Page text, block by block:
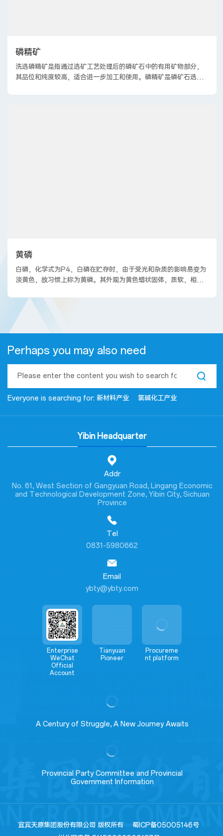
磷精矿
洗选磷精矿‌是指通过选矿工艺处理后的磷矿石中的有用矿物部分，
其品位和纯度较高，适合进一步加工和使用。磷精矿是磷矿石选矿
黄磷
白磷，化学式为P4，白磷在贮存时，由于受光和杂质的影响易变为
淡黄色，故习惯上称为黄磷。其外观为黄色蜡状固体，质软，相对
醇，溶于液碱、苯、乙醚、氯仿、甲苯，易溶于二硫二硫化碳。易
燃，在34℃即自行燃烧。必须贮存在水中，其活泼性比赤磷大，与
卤素、氧能直接反应，生成相应的卤化物或氧化物，并放出大量的
热。有恶臭，极毒。
Perhaps you may also need
Everyone is searching for: 新材料产业 氯碱化工产业
Yibin Headquarter
Addr
No. 61, West Section of Gangyuan Road, Lingang Economic
and Technological Development Zone, Yibin City, Sichuan
Province
Tel
0831-5980662
Email
ybty@ybty.com
Enterprise
WeChat
Official
Account
Tianyuan
Pioneer
Procureme
nt platform
A Century of Struggle, A New Journey Awaits
Provincial Party Committee and Provincial
Government Information
宜宾天原集团股份有限公司 版权所有
蜀ICP备05005146号